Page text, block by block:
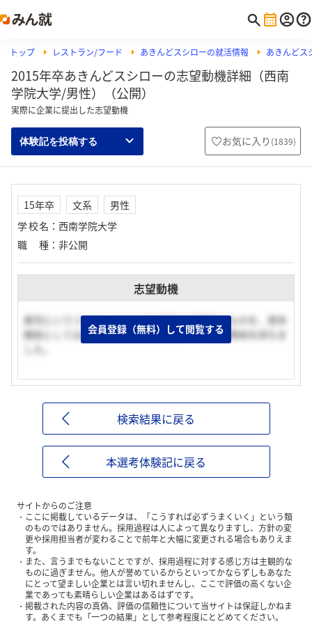
トップ レストラン/フード あきんどスシローの就活情報 あきんどス
2015年卒あきんどスシローの志望動機詳細（西南
学院大学/男性）（公開）
実際に企業に提出した志望動機
体験記を投稿する お気に入り (1839)
15年卒 文系
男性
学校名 ： 西南学院大学
職種 ： 非公開
志望動機
寿司というコンテンツとしては日本の伝統的なものを、資本
関係としてはむしろ外資系企業に近いやり方に興味を持ちま
会員登録（無料）して閲覧する
検索結果に戻る
本選考体験記に戻る
サイトからのご注意
ここに掲載しているデータは、「こうすれば必ずうまくいく」という類
のものではありません。採用過程は人によって異なりますし、方針の変
更や採用担当者が変わることで前年と大幅に変更される場合もありえま
す。
また、言うまでもないことですが、採用過程に対する感じ方は主観的な
ものに過ぎません。他人が誉めているからといってかならずしもあなた
にとって望ましい企業とは言い切れませんし、ここで評価の高くない企
業であっても素晴らしい企業はあるはずです。
掲載された内容の真偽、評価の信頼性について当サイトは保証しかねま
す。あくまでも「一つの結果」として参考程度にとどめてください。